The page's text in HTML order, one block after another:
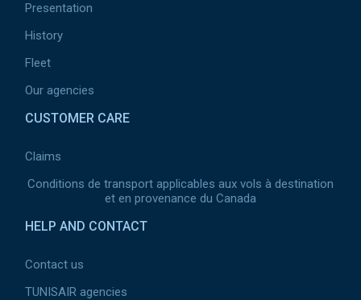
Presentation
History
Fleet
Our agencies
CUSTOMER CARE
Claims
Conditions de transport applicables aux vols à destination
et en provenance du Canada
HELP AND CONTACT
Contact us
TUNISAIR agencies